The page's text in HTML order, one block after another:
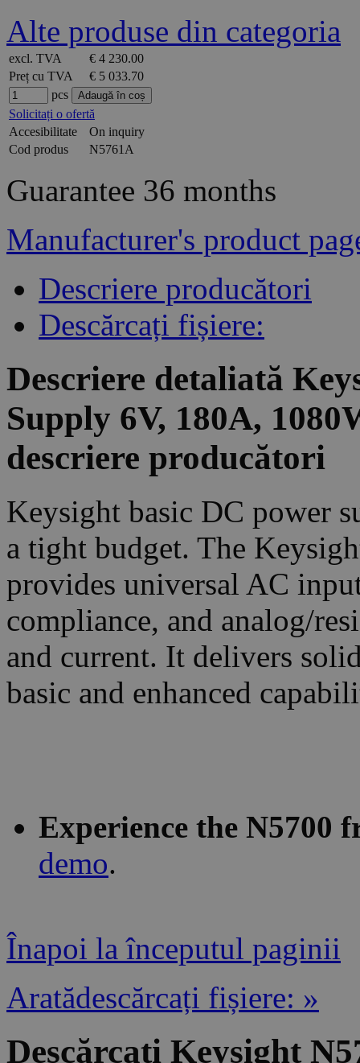
Alte produse din categoria
excl. TVA
€ 4 230.00
Preț cu TVA
€ 5 033.70
pcs
Solicitați o ofertă
Accesibilitate
On inquiry
Cod produs
N5761A
Guarantee 36 months
Manufacturer's product
Descriere producători
Descărcați fișiere:
Descriere detaliată
Supply 6V, 180A,
descriere producători
Keysight basic DC power
a tight budget. The
provides universal AC
compliance, and analog/
and current. It delivers
basic and enhanced
Experience the N5700
demo.
Înapoi la începutul paginii
Aratădescărcați fișiere: »
Descărcați Keysight